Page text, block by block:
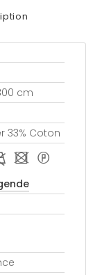
cm
33% Coton
- *